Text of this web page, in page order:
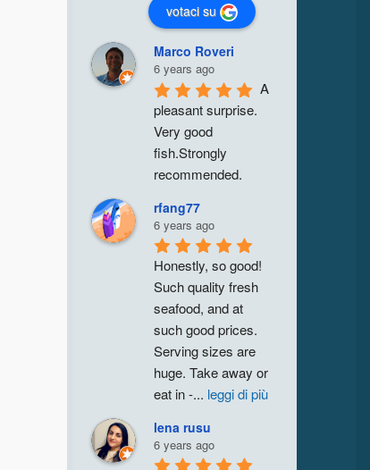
votaci su
Marco Roveri
6 years ago
A
pleasant surprise.
Very good
fish.Strongly
recommended.
rfang77
6 years ago
Honestly, so good!
Such quality fresh
seafood, and at
such good prices.
Serving sizes are
huge. Take away or
eat in -... leggi di più
lena rusu
6 years ago